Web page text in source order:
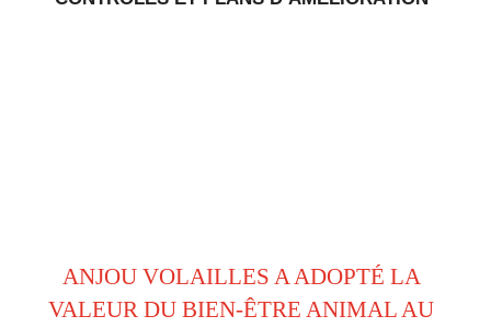
ANJOU VOLAILLES A ADOPTÉ LA
VALEUR DU BIEN-ÊTRE ANIMAL AU